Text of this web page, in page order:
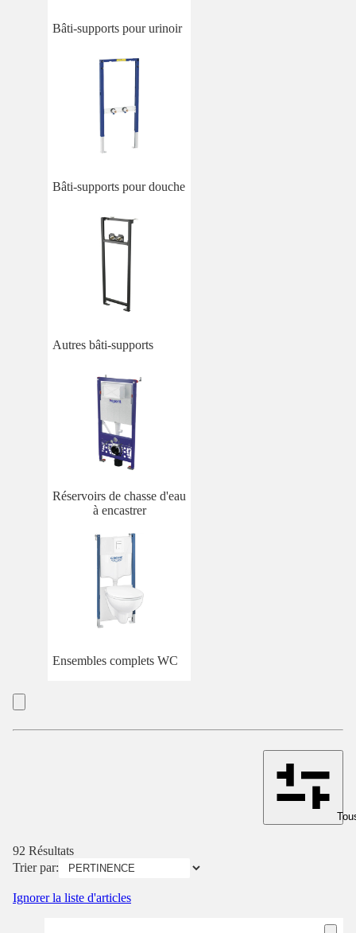
Bâti-supports pour urinoir
Bâti-supports pour douche
Autres bâti-supports
Réservoirs de chasse d'eau
à encastrer
Ensembles complets WC
92 Résultats
Trier par:
Ignorer la liste d'articles